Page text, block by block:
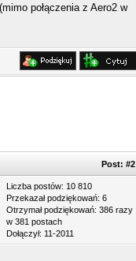
połączenia z Aero2 w
Post: #2
Liczba postów: 10 810
Przekazał podziękowań: 6
Otrzymał podziękowań: 386 razy
w 381 postach
Dołączył: 11-2011